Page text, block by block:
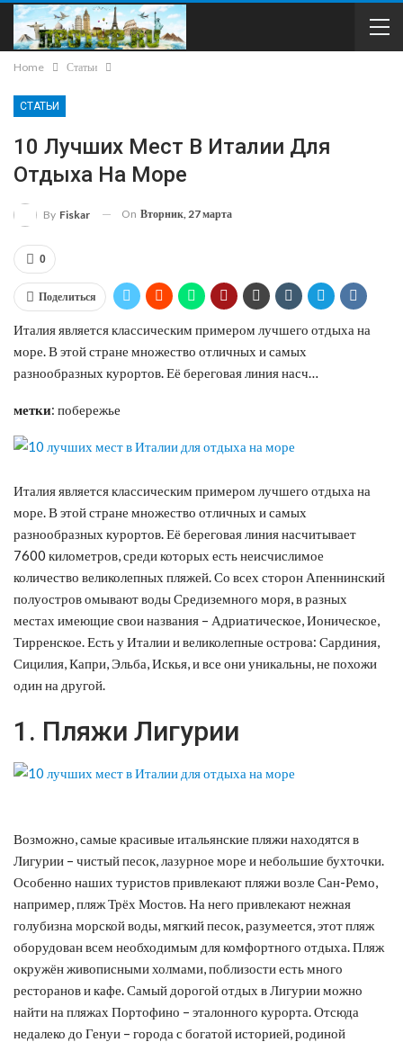
Home Статьи
СТАТЬИ
10 Лучших Мест В Италии Для
Отдыха На Море
By Fiskar On Вторник, 27 марта
0
Поделиться
Италия является классическим примером лучшего отдыха на
море. В этой стране множество отличных и самых
разнообразных курортов. Её береговая линия насч…
метки: побережье
Италия является классическим примером лучшего отдыха на
море. В этой стране множество отличных и самых
разнообразных курортов. Её береговая линия насчитывает
7600 километров, среди которых есть неисчислимое
количество великолепных пляжей. Со всех сторон Апеннинский
полуостров омывают воды Средиземного моря, в разных
местах имеющие свои названия – Адриатическое, Ионическое,
Тирренское. Есть у Италии и великолепные острова: Сардиния,
Сицилия, Капри, Эльба, Искья, и все они уникальны, не похожи
один на другой.
1. Пляжи Лигурии
Возможно, самые красивые итальянские пляжи находятся в
Лигурии – чистый песок, лазурное море и небольшие бухточки.
Особенно наших туристов привлекают пляжи возле Сан-Ремо,
например, пляж Трёх Мостов. На него привлекают нежная
голубизна морской воды, мягкий песок, разумеется, этот пляж
оборудован всем необходимым для комфортного отдыха. Пляж
окружён живописными холмами, поблизости есть много
ресторанов и кафе. Самый дорогой отдых в Лигурии можно
найти на пляжах Портофино – эталонного курорта. Отсюда
недалеко до Генуи – города с богатой историей, родиной